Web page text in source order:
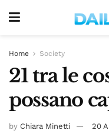
Home Society
21 tra le
possano
by Chiara Minetti 20